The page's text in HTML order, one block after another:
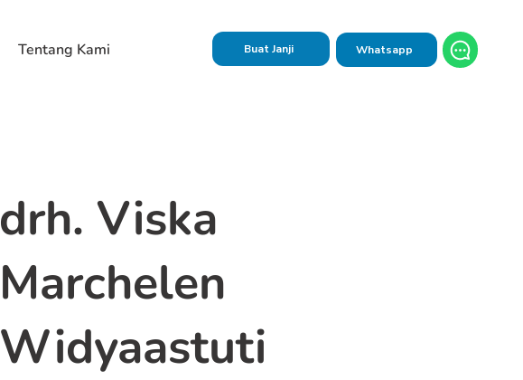
Tentang Kami Buat Janji Whatsapp
drh. Viska
Marchelen
Widyaastuti